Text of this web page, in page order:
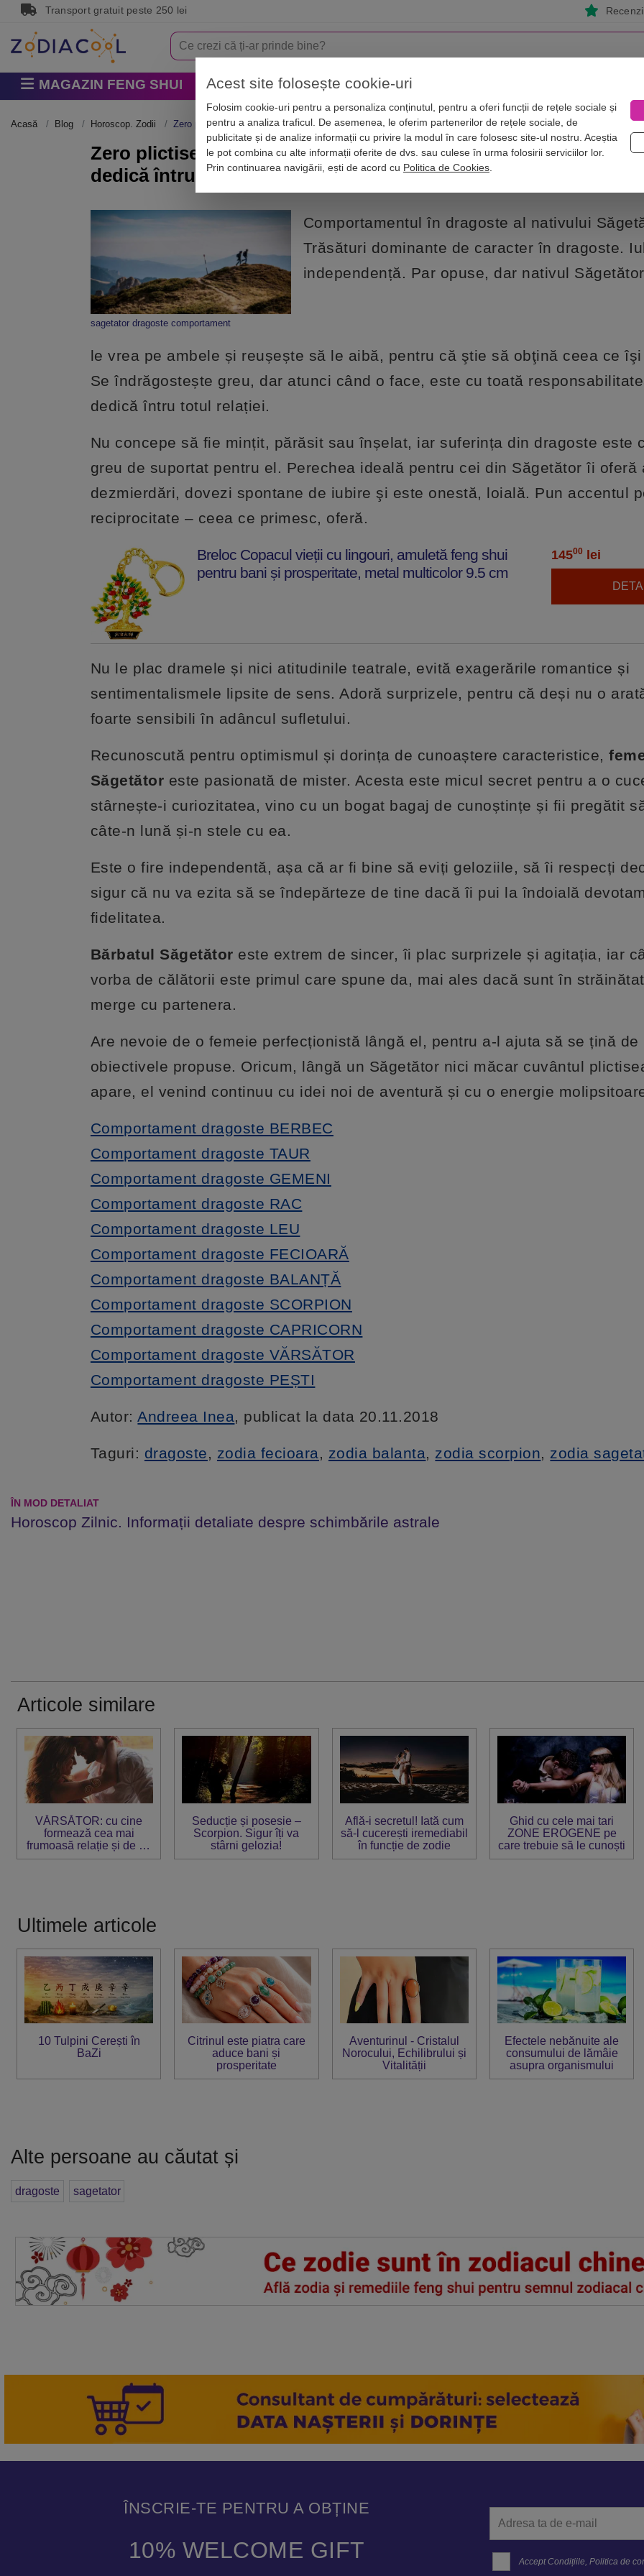
Transport gratuit peste 250 lei
MAGAZIN FENG SHUI Horoscop Zodii Astrologie Numerologie
Acasă Blog Horoscop. Zodii Zero plictiseală – Săgetător: se îndrăgostește greu, dar când o face, se dedică întru totul relației
Zero plictiseală – Săgetător: se îndrăgostește greu, dar când o
dedică întru totul relației
sagetator dragoste comportament
Comportamentul în dragoste al nativului
Trăsături dominante de caracter în dragoste.
independență. Par opuse, dar nativul Săgetător
le vrea pe ambele și reușește să le aibă, pentru că ştie să obţină ceea ce
Se îndrăgostește greu, dar atunci când o face, este cu toată
dedică întru totul relației.
Nu concepe să fie mințit, părăsit sau înșelat, iar suferința din dragoste este
greu de suportat pentru el. Perechea ideală pentru cei din Săgetător îi oferă
dezmierdări, dovezi spontane de iubire şi este onestă, loială. Pun accentul
reciprocitate – ceea ce primesc, oferă.
Breloc Copacul vieții cu lingouri, amuletă feng shui
pentru bani și prosperitate, metal multicolor 9.5 cm
14500 lei
Nu le plac dramele și nici atitudinile teatrale, evită exagerările romantice și
sentimentalismele lipsite de sens. Adoră surprizele, pentru că deși nu o
foarte sensibili în adâncul sufletului.
Recunoscută pentru optimismul și dorința de cunoaștere caracteristice,
Săgetător este pasionată de mister. Acesta este micul secret pentru a o
stârnește-i curiozitatea, vino cu un bogat bagaj de cunoștințe și fii pregătit
câte-n lună și-n stele cu ea.
Este o fire independentă, așa că ar fi bine să eviți geloziile, să îi respecți
sigur că nu va ezita să se îndepărteze de tine dacă îi pui la îndoială
fidelitatea.
Bărbatul Săgetător este extrem de sincer, îi plac surprizele și agitația, iar
vorba de călătorii este primul care spune da, mai ales dacă sunt în
merge cu partenera.
Are nevoie de o femeie perfecționistă lângă el, pentru a-l ajuta să se țină de
obiectivele propuse. Oricum, lângă un Săgetător nici măcar cuvântul
apare, el venind continuu cu idei noi de aventură și cu o energie
Comportament dragoste BERBEC
Comportament dragoste TAUR
Comportament dragoste GEMENI
Comportament dragoste RAC
Comportament dragoste LEU
Comportament dragoste FECIOARĂ
Comportament dragoste BALANȚĂ
Comportament dragoste SCORPION
Comportament dragoste CAPRICORN
Comportament dragoste VĂRSĂTOR
Comportament dragoste PEȘTI
Autor:Andreea Inea, publicat la data 20.11.2018
Taguri: dragoste, zodia fecioara, zodia balanta, zodia scorpion, zodia
ÎN MOD DETALIAT
Horoscop Zilnic. Informații detaliate despre schimbările astrale
Articole similare
VĂRSĂTOR: cu cine
formează cea mai
frumoasă relație și de ce
zodie să se ferească
Seducție și posesie –
Scorpion. Sigur îți va
stârni gelozia!
Află-i secretul! Iată cum
să-l cucerești iremediabil
în funcție de zodie
Ghid cu cele mai tari
ZONE EROGENE pe
care trebuie să le cunoști
Ultimele articole
10 Tulpini Cerești în
BaZi
Citrinul este piatra care
aduce bani și
prosperitate
Aventurinul - Cristalul
Norocului, Echilibrului și
Vitalității
Efectele nebănuite ale
consumului de lămâie
asupra organismului
Alte persoane au căutat și
dragoste sagetator
ÎNSCRIE-TE PENTRU A OBȚINE
10% WELCOME GIFT Accept Condițiile,Politica de
Acest site folosește cookie-uri
Folosim cookie-uri pentru a personaliza conținutul, pentru a oferi funcții de rețele sociale și
pentru a analiza traficul. De asemenea, le oferim partenerilor de rețele sociale, de
publicitate și de analize informații cu privire la modul în care folosesc site-ul nostru. Aceștia
le pot combina cu alte informații oferite de dvs. sau culese în urma folosirii serviciilor lor.
Prin continuarea navigării, ești de acord cu Politica de Cookies.